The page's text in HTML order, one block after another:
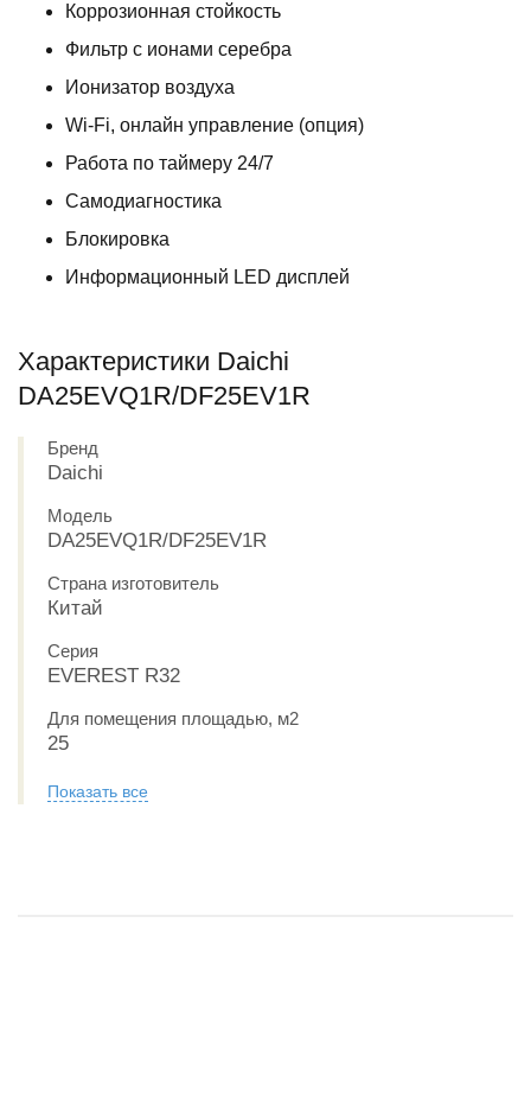
Коррозионная стойкость
Фильтр с ионами серебра
Ионизатор воздуха
Wi-Fi, онлайн управление (опция)
Работа по таймеру 24/7
Самодиагностика
Блокировка
Информационный LED дисплей
Характеристики Daichi
DA25EVQ1R/DF25EV1R
Бренд
Daichi
Модель
DA25EVQ1R/DF25EV1R
Страна изготовитель
Китай
Серия
EVEREST R32
Для помещения площадью, м2
25
Показать все